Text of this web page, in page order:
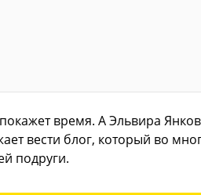
время. А Эльвира
вести блог, который во
подруги.